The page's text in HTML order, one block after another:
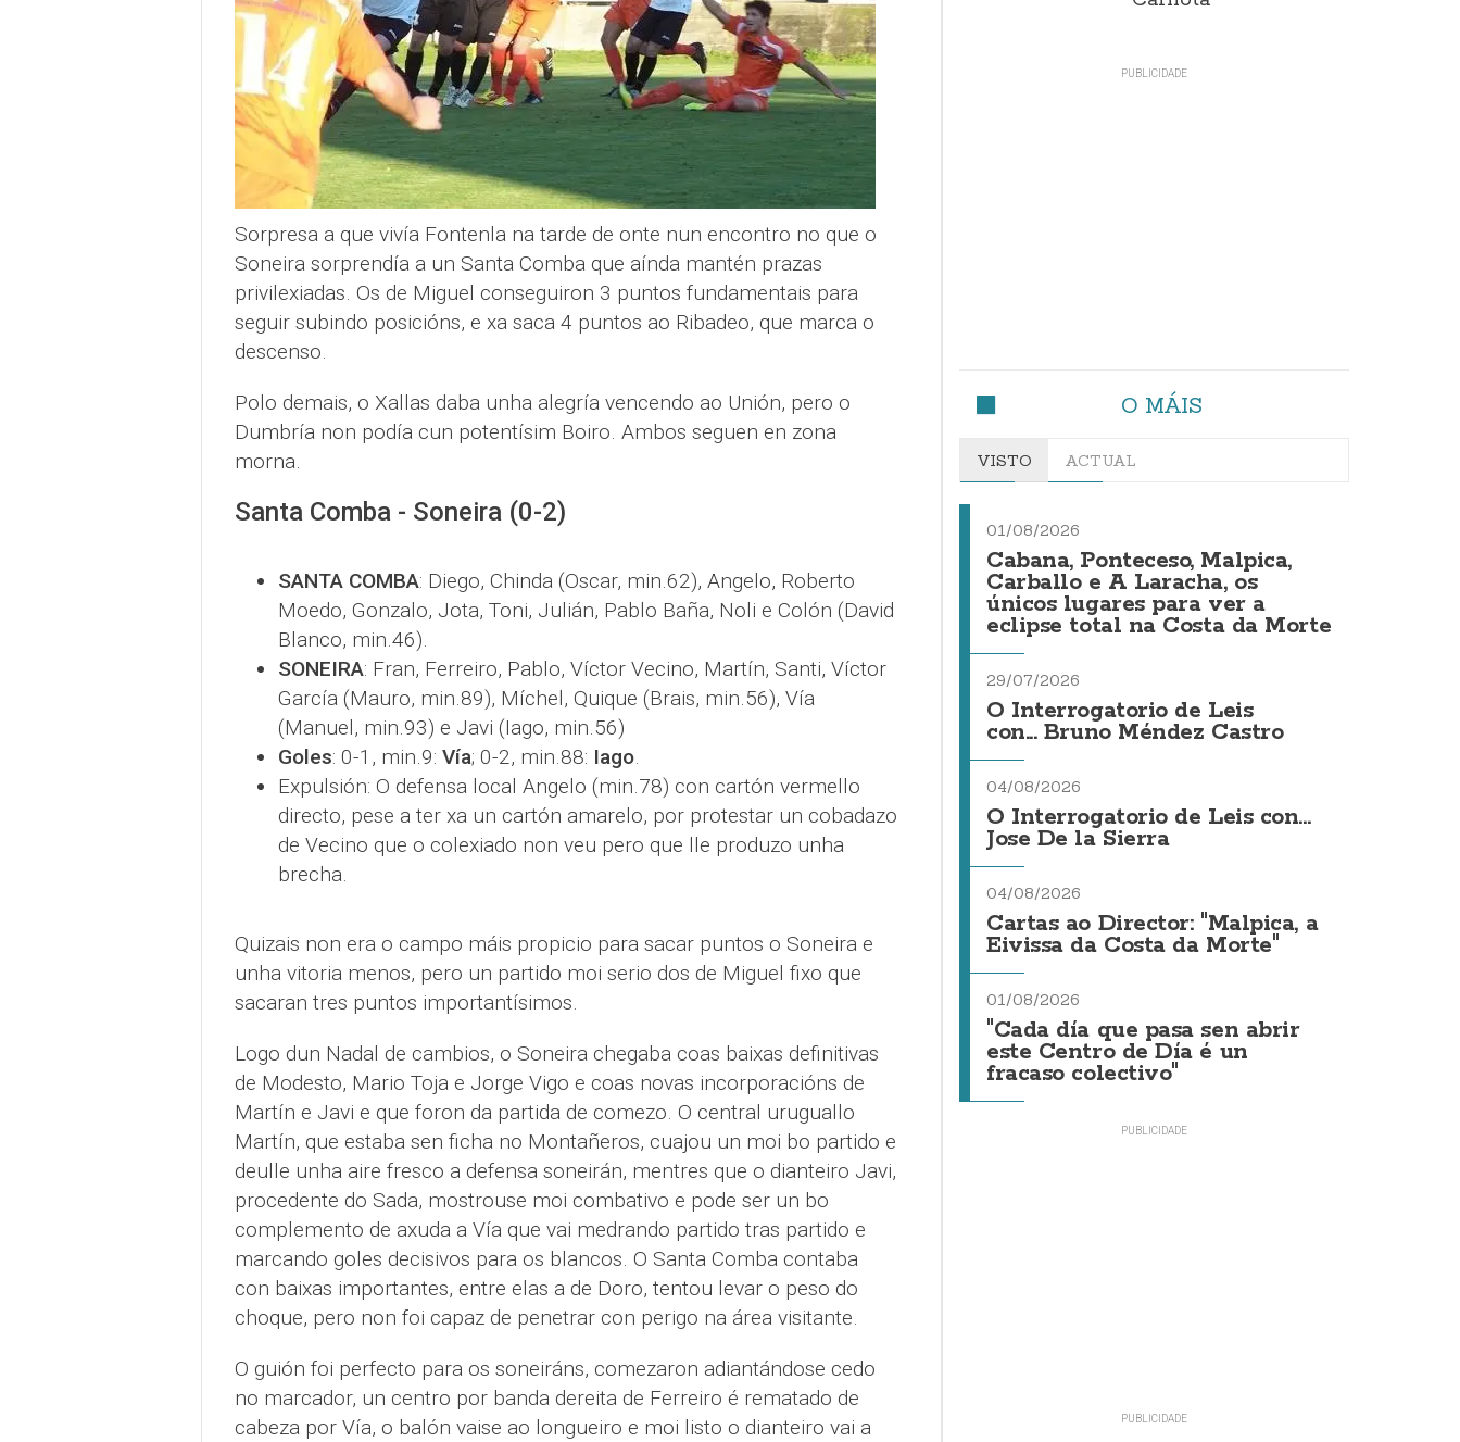
Sorpresa a que vivía Fontenla na tarde de onte nun encontro no que o
Soneira sorprendía a un Santa Comba que aínda mantén prazas
privilexiadas. Os de Miguel conseguiron 3 puntos fundamentais para
seguir subindo posicións, e xa saca 4 puntos ao Ribadeo, que marca o
descenso.
Polo demais, o Xallas daba unha alegría vencendo ao Unión, pero o
Dumbría non podía cun potentísim Boiro. Ambos seguen en zona
morna.
Santa Comba - Soneira (0-2)
SANTA COMBA: Diego, Chinda (Oscar, min.62), Angelo, Roberto
Moedo, Gonzalo, Jota, Toni, Julián, Pablo Baña, Noli e Colón (David
Blanco, min.46).
SONEIRA: Fran, Ferreiro, Pablo, Víctor Vecino, Martín, Santi, Víctor
García (Mauro, min.89), Míchel, Quique (Brais, min.56), Vía
(Manuel, min.93) e Javi (Iago, min.56)
Goles: 0-1, min.9: Vía; 0-2, min.88: Iago.
Expulsión: O defensa local Angelo (min.78) con cartón vermello
directo, pese a ter xa un cartón amarelo, por protestar un cobadazo
de Vecino que o colexiado non veu pero que lle produzo unha
brecha.
Quizais non era o campo máis propicio para sacar puntos o Soneira e
unha vitoria menos, pero un partido moi serio dos de Miguel fixo que
sacaran tres puntos importantísimos.
Logo dun Nadal de cambios, o Soneira chegaba coas baixas definitivas
de Modesto, Mario Toja e Jorge Vigo e coas novas incorporacións de
Martín e Javi e que foron da partida de comezo. O central uruguallo
Martín, que estaba sen ficha no Montañeros, cuajou un moi bo partido e
deulle unha aire fresco a defensa soneirán, mentres que o dianteiro Javi,
procedente do Sada, mostrouse moi combativo e pode ser un bo
complemento de axuda a Vía que vai medrando partido tras partido e
marcando goles decisivos para os blancos. O Santa Comba contaba
con baixas importantes, entre elas a de Doro, tentou levar o peso do
choque, pero non foi capaz de penetrar con perigo na área visitante.
O guión foi perfecto para os soneiráns, comezaron adiantándose cedo
no marcador, un centro por banda dereita de Ferreiro é rematado de
cabeza por Vía, o balón vaise ao longueiro e moi listo o dianteiro vai a
O MÁIS
VISTO ACTUAL
01/08/2026
Cabana, Ponteceso, Malpica,
Carballo e A Laracha, os
únicos lugares para ver a
eclipse total na Costa da Morte
29/07/2026
O Interrogatorio de Leis
con... Bruno Méndez Castro
04/08/2026
O Interrogatorio de Leis con...
Jose De la Sierra
04/08/2026
Cartas ao Director: "Malpica, a
Eivissa da Costa da Morte"
01/08/2026
"Cada día que pasa sen abrir
este Centro de Día é un
fracaso colectivo"